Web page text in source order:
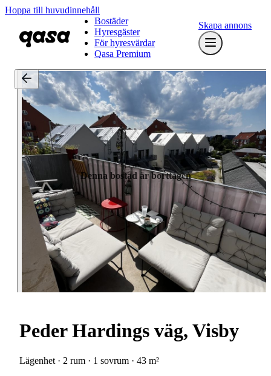
Hoppa till huvudinnehåll
Bostäder
Hyresgäster
För hyresvärdar
Qasa Premium
Skapa annons
Denna bostad är borttagen
Peder Hardings väg, Visby
Lägenhet · 2 rum · 1 sovrum · 43 m²